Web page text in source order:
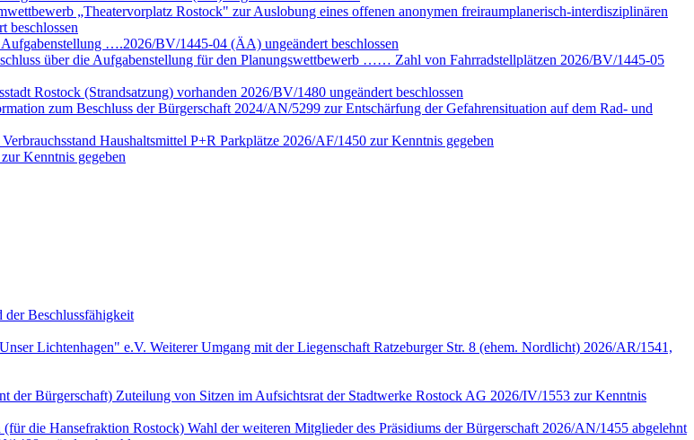
„Theatervorplatz Rostock" zur Auslobung eines offenen anonymen freiraumplanerisch-interdisziplinären
beschlossen
….2026/BV/1445-04 (ÄA) ungeändert beschlossen
über die Aufgabenstellung für den Planungswettbewerb …… Zahl von Fahrradstellplätzen 2026/BV/1445-05
Rostock (Strandsatzung) vorhanden 2026/BV/1480 ungeändert beschlossen
zum Beschluss der Bürgerschaft 2024/AN/5299 zur Entschärfung der Gefahrensituation auf dem Rad- und
Haushaltsmittel P+R Parkplätze 2026/AF/1450 zur Kenntnis gegeben
Kenntnis gegeben
Beschlussfähigkeit
Lichtenhagen" e.V. Weiterer Umgang mit der Liegenschaft Ratzeburger Str. 8 (ehem. Nordlicht) 2026/AR/1541,
der Bürgerschaft) Zuteilung von Sitzen im Aufsichtsrat der Stadtwerke Rostock AG 2026/IV/1553 zur Kenntnis
die Hansefraktion Rostock) Wahl der weiteren Mitglieder des Präsidiums der Bürgerschaft 2026/AN/1455 abgelehnt